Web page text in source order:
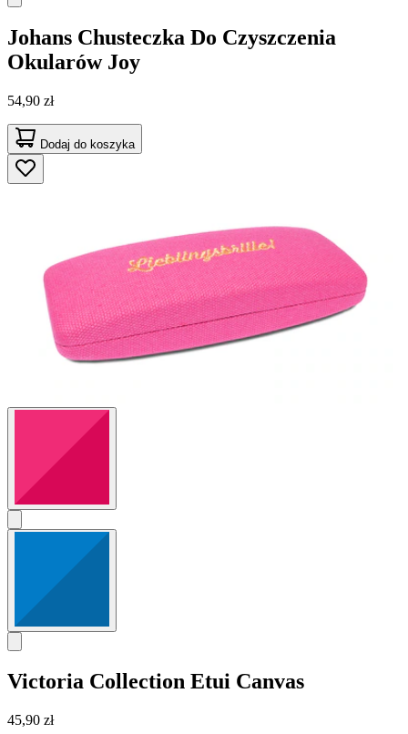
Johans Chusteczka Do Czyszczenia
Okularów Joy
54,90 zł
Dodaj do koszyka
Victoria Collection Etui Canvas
45,90 zł